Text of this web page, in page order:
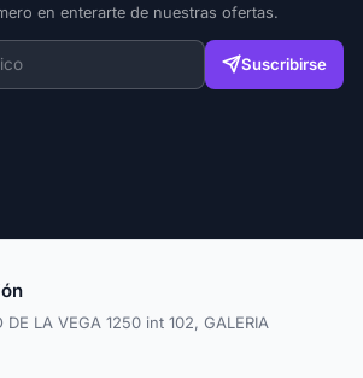
en enterarte de nuestras ofertas.
Suscribirse
DE LA VEGA 1250 int 102, GALERIA